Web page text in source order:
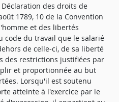
des droits de
1789, 10 de la Convention
et des libertés
code du travail que le salarié
de celle-ci, de sa liberté
des restrictions justifiées par
et proportionnée au but
Lorsqu'il est soutenu
atteinte à l'exercice par le